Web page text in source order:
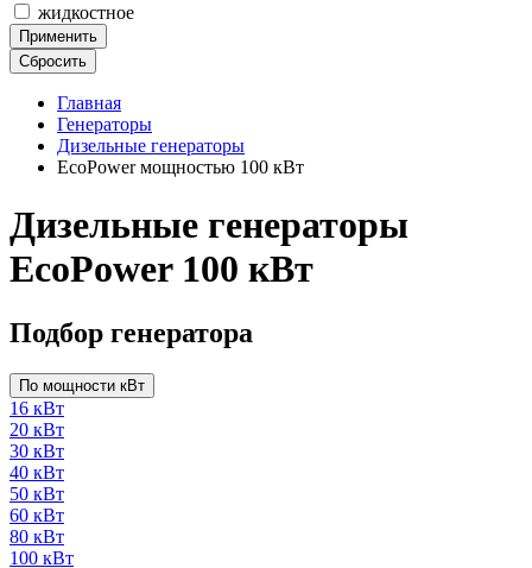
жидкостное
Применить
Сбросить
Главная
Генераторы
Дизельные генераторы
EcoPower мощностью 100 кВт
Дизельные генераторы
EcoPower 100 кВт
Подбор генератора
По мощности кВт
16 кВт
20 кВт
30 кВт
40 кВт
50 кВт
60 кВт
80 кВт
100 кВт